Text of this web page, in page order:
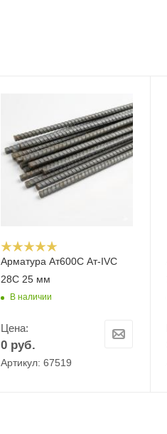
Арматура Ат600С Ат-IVС
28С 25 мм
В наличии
Цена:
0руб.
Артикул: 67519